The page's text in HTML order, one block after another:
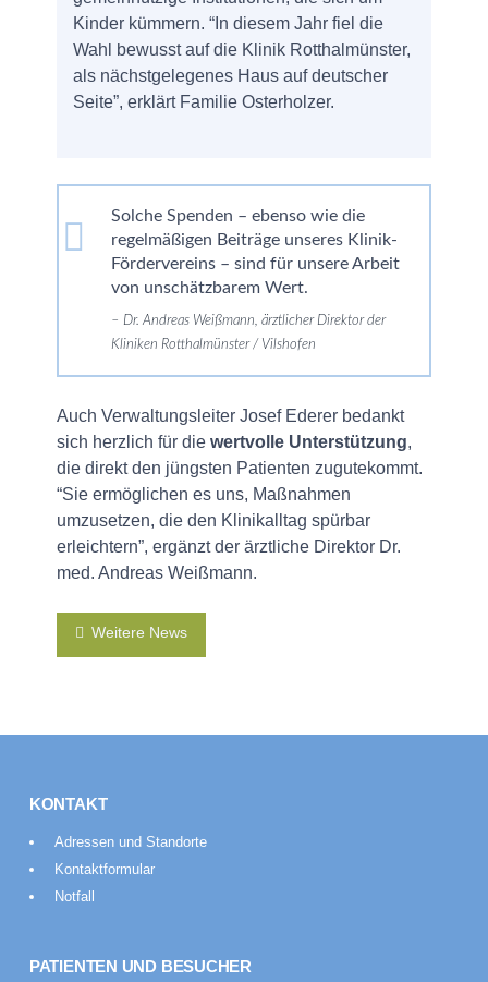
Kinder kümmern. “In diesem Jahr fiel die
Wahl bewusst auf die Klinik Rotthalmünster,
als nächstgelegenes Haus auf deutscher
Seite”, erklärt Familie Osterholzer.
Solche Spenden – ebenso wie die
regelmäßigen Beiträge unseres Klinik-
Fördervereins – sind für unsere Arbeit
von unschätzbarem Wert.
Dr. Andreas Weißmann, ärztlicher Direktor der
Kliniken Rotthalmünster / Vilshofen
Auch Verwaltungsleiter Josef Ederer bedankt
sich herzlich für die wertvolle Unterstützung,
die direkt den jüngsten Patienten zugutekommt.
“Sie ermöglichen es uns, Maßnahmen
umzusetzen, die den Klinikalltag spürbar
erleichtern”, ergänzt der ärztliche Direktor Dr.
med. Andreas Weißmann.
Weitere News
KONTAKT
Adressen und Standorte
Kontaktformular
Notfall
PATIENTEN UND BESUCHER